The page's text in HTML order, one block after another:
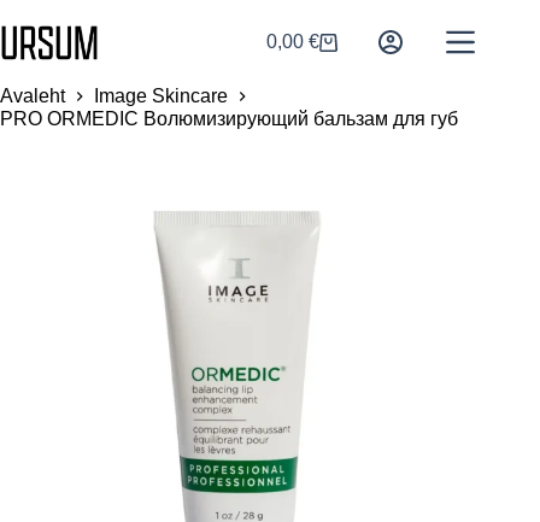
0,00€
Avaleht
Image Skincare
PRO ORMEDIC Волюмизирующий бальзам для губ